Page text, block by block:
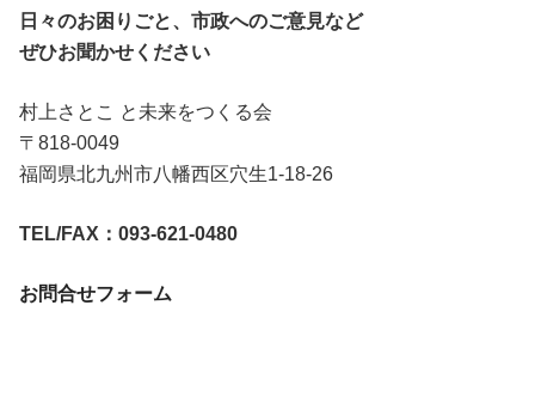
日々のお困りごと、市政へのご意見など
ぜひお聞かせください
村上さとこ と未来をつくる会
〒818-0049
福岡県北九州市八幡西区穴生1-18-26
TEL/FAX：093-621-0480
お問合せフォーム